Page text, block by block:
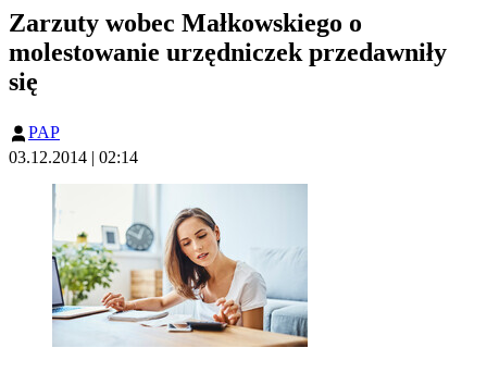
Zarzuty wobec Małkowskiego o
molestowanie urzędniczek przedawniły
się
PAP
03.12.2014 | 02:14